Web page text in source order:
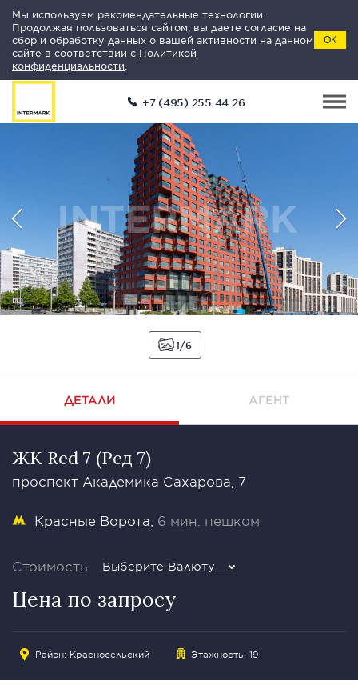
Мы используем рекомендательные технологии.
Продолжая пользоваться сайтом, вы даете согласие на
сбор и обработку данных о вашей активности на данном
сайте в соответствии с Политикой
конфиденциальности
ОК
+7 (495) 255 44 26
1 6
ДЕТАЛИ АГЕНТ
ЖК Red 7 (Ред 7)
проспект Академика Сахарова, 7
Красные Ворота 6 мин. пешком
Стоимость Выберите Валюту
Цена по запросу
Район: Красносельский Этажность: 19